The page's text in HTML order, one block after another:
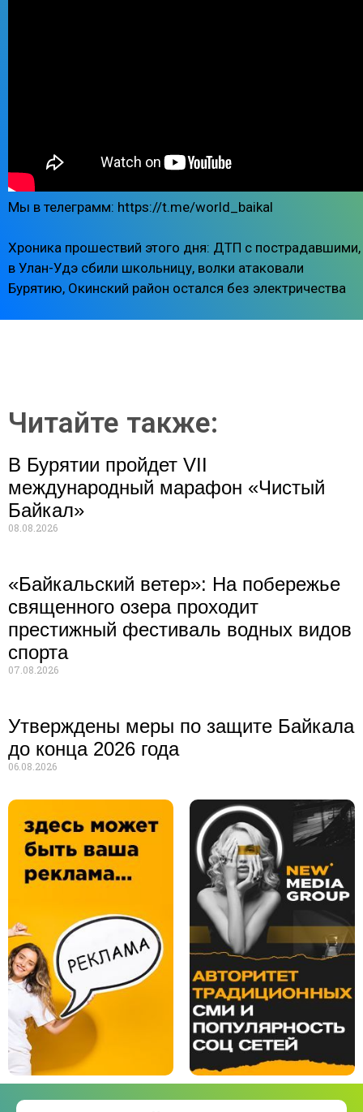
Мы в телеграмм: https://t.me/world_baikal
Хроника прошествий этого дня: ДТП с пострадавшими,
в Улан-Удэ сбили школьницу, волки атаковали
Бурятию, Окинский район остался без электричества
Читайте также:
В Бурятии пройдет VII
международный марафон «Чистый
Байкал»
08.08.2026
«Байкальский ветер»: На побережье
священного озера проходит
престижный фестиваль водных видов
спорта
07.08.2026
Утверждены меры по защите Байкала
до конца 2026 года
06.08.2026